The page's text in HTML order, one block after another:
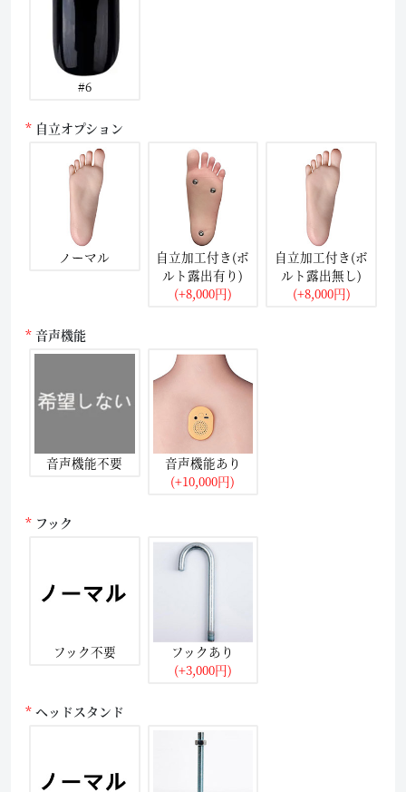
#6
自立オプション
ノーマル
自立加工付き(ボ
ルト露出有り)
(+8,000円)
自立加工付き(ボ
ルト露出無し)
(+8,000円)
音声機能
音声機能不要
音声機能あり
(+10,000円)
フック
フック不要
フックあり
(+3,000円)
ヘッドスタンド